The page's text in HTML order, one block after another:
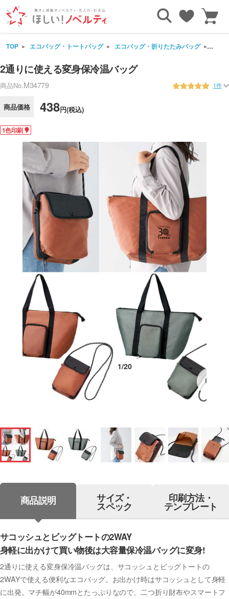
TOP エコバッグ・トートバッグ エコバッグ・折りたたみバッグ 2通り
2通りに使える変身保冷温バッグ
商品No.M34779 1件
商品価格 438円(税込)
1色印刷
1/20
商品説明 サイズ・
スペック
印刷方法・
テンプレート
サコッシュとビッグトートの2WAY
身軽に出かけて買い物後は大容量保冷温バッグに変身!
2通りに使える変身保冷温バッグは、サコッシュとビッグトートの
2WAYで使える便利なエコバッグ。お出かけ時はサコッシュとして身軽
に出発。マチ幅が40mmとたっぷりなので、二つ折り財布やスマートフ